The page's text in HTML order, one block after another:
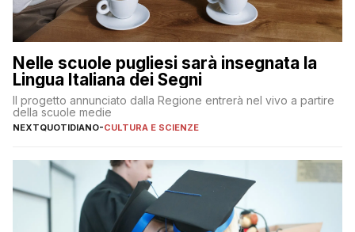
Nelle scuole pugliesi sarà insegnata la
Lingua Italiana dei Segni
Il progetto annunciato dalla Regione entrerà nel vivo a partire
della scuole medie
NEXTQUOTIDIANO-CULTURA E SCIENZE